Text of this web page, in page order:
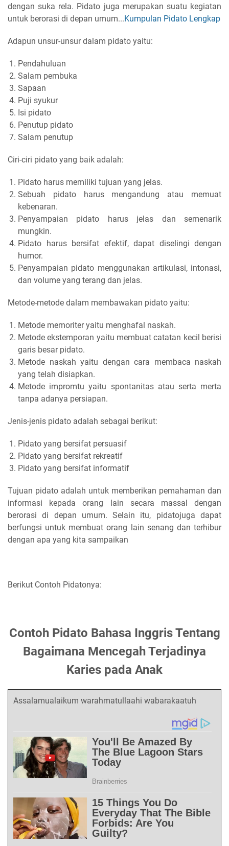
dengan suka rela. Pidato juga merupakan suatu kegiatan
untuk berorasi di depan umum...Kumpulan Pidato Lengkap
Adapun unsur-unsur dalam pidato yaitu:
Pendahuluan
Salam pembuka
Sapaan
Puji syukur
Isi pidato
Penutup pidato
Salam penutup
Ciri-ciri pidato yang baik adalah:
Pidato harus memiliki tujuan yang jelas.
Sebuah pidato harus mengandung atau memuat
kebenaran.
Penyampaian pidato harus jelas dan semenarik
mungkin.
Pidato harus bersifat efektif, dapat diselingi dengan
humor.
Penyampaian pidato menggunakan artikulasi, intonasi,
dan volume yang terang dan jelas.
Metode-metode dalam membawakan pidato yaitu:
Metode memoriter yaitu menghafal naskah.
Metode ekstemporan yaitu membuat catatan kecil berisi
garis besar pidato.
Metode naskah yaitu dengan cara membaca naskah
yang telah disiapkan.
Metode impromtu yaitu spontanitas atau serta merta
tanpa adanya persiapan.
Jenis-jenis pidato adalah sebagai berikut:
Pidato yang bersifat persuasif
Pidato yang bersifat rekreatif
Pidato yang bersifat informatif
Tujuan pidato adalah untuk memberikan pemahaman dan
informasi kepada orang lain secara massal dengan
berorasi di depan umum. Selain itu, pidatojuga dapat
berfungsi untuk membuat orang lain senang dan terhibur
dengan apa yang kita sampaikan
Berikut Contoh Pidatonya:
Contoh Pidato Bahasa Inggris Tentang
Bagaimana Mencegah Terjadinya
Karies pada Anak
Assalamualaikum warahmatullaahi wabarakaatuh